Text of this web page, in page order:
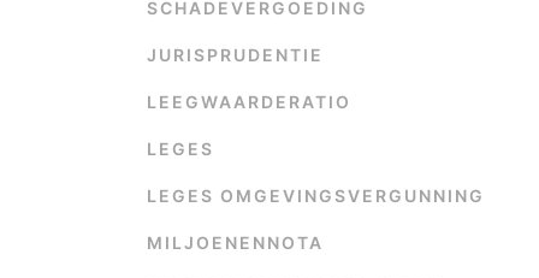
SCHADEVERGOEDING
JURISPRUDENTIE
LEEGWAARDERATIO
LEGES
LEGES OMGEVINGSVERGUNNING
MILJOENENNOTA